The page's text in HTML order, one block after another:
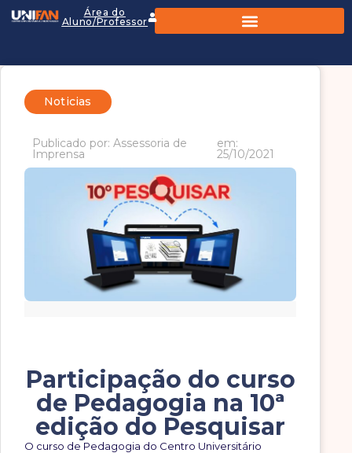
Área do
Aluno/Professor
Noticias
Publicado por: Assessoria de
Imprensa
em:
25/10/2021
Participação do curso
de Pedagogia na 10ª
edição do Pesquisar
O curso de Pedagogia do Centro Universitário